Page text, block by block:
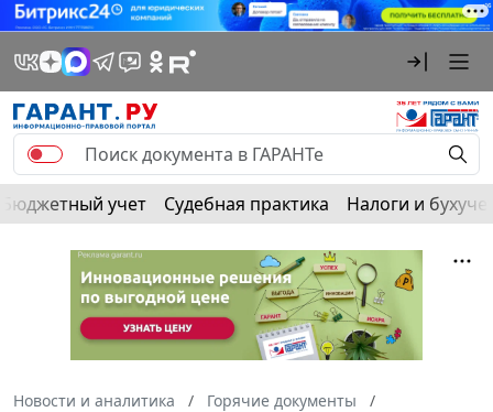
Бюджетный учет Судебная практика Налоги и
Новости и аналитика
Горячие документы